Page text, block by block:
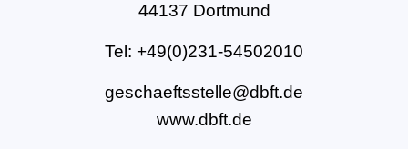
44137 Dortmund
Tel: +49(0)231-54502010
geschaeftsstelle@dbft.de
www.dbft.de